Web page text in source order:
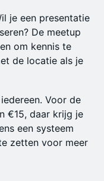
je een presentatie
De meetup
om kennis te
de locatie als je
Voor de
€15, daar krijg je
een systeem
zetten voor meer